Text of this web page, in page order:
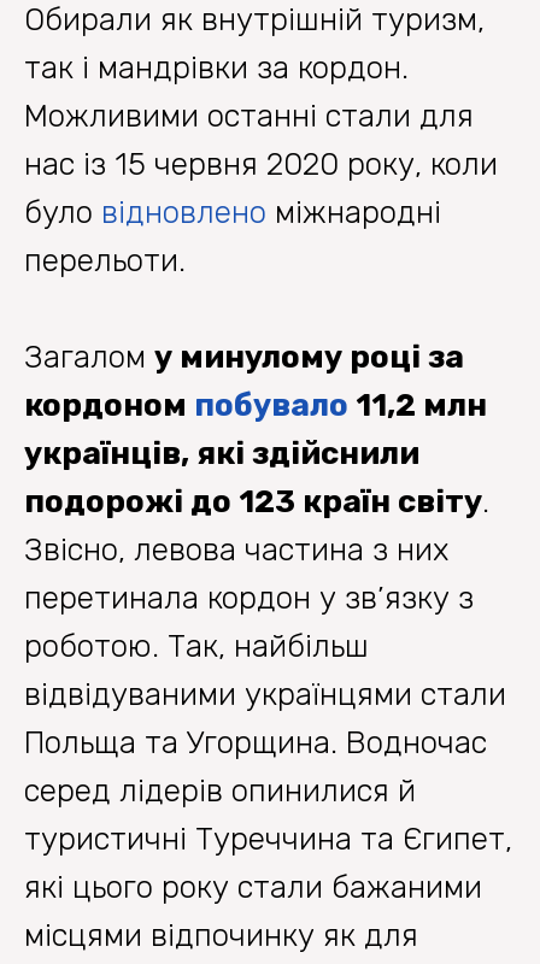
Обирали як внутрішній туризм,
так і мандрівки за кордон.
Можливими останні стали для
нас із 15 червня 2020 року, коли
було відновлено міжнародні
перельоти.
Загалом у минулому році за
кордоном побувало 11,2 млн
українців, які здійснили
подорожі до 123 країн світу.
Звісно, левова частина з них
перетинала кордон у зв’язку з
роботою. Так, найбільш
відвідуваними українцями стали
Польща та Угорщина. Водночас
серед лідерів опинилися й
туристичні Туреччина та Єгипет,
які цього року стали бажаними
місцями відпочинку як для